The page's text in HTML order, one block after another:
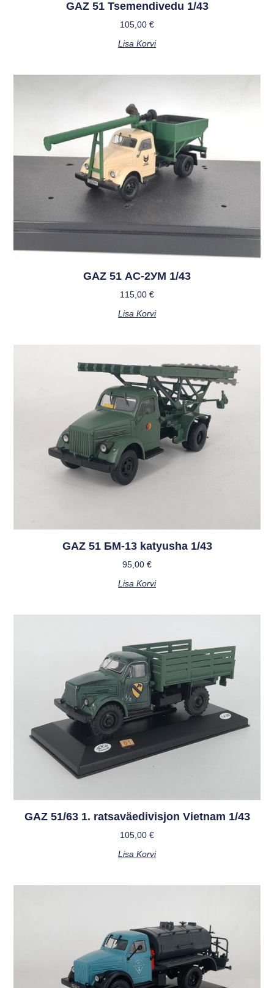
GAZ 51 Tsemendivedu 1/43
105,00 €
Lisa Korvi
GAZ 51 АС-2УМ 1/43
115,00 €
Lisa Korvi
GAZ 51 БМ-13 katyusha 1/43
95,00 €
Lisa Korvi
GAZ 51/63 1. ratsaväedivisjon Vietnam 1/43
105,00 €
Lisa Korvi